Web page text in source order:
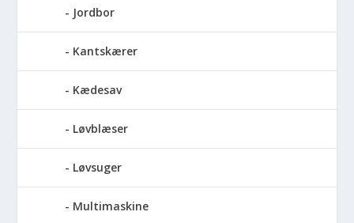
Jordbor
Kantskærer
Kædesav
Løvblæser
Løvsuger
Multimaskine